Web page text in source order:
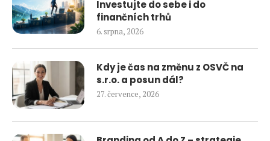
Investujte do sebe i do
finančních trhů
6. srpna, 2026
Kdy je čas na změnu z OSVČ na
s.r.o. a posun dál?
27. července, 2026